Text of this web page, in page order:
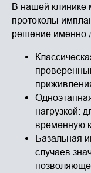
В нашей клинике
протоколы
решение именно
нагрузкой:
временную
Базальная
случаев